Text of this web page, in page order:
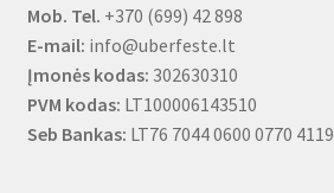
Mob. Tel. +370 (699) 42 898
E-mail: info@uberfeste.lt
Įmonės kodas: 302630310
PVM kodas: LT100006143510
Seb Bankas: LT76 7044 0600 0770 4119